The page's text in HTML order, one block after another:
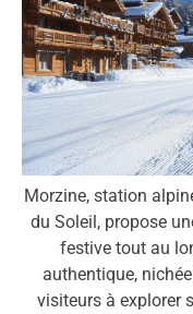
Morzine, station
du Soleil, propose
festive tout au
authentique,
visiteurs à explorer